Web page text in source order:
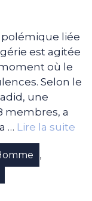
polémique liée
est agitée
où le
Selon le
une
membres, a
… Lire la suite
,